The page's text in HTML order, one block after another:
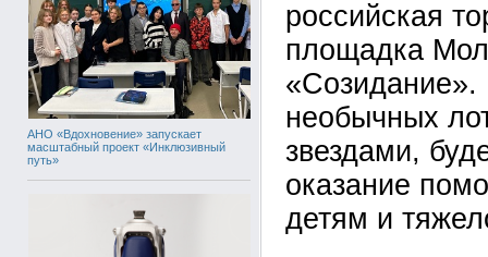
АНО «Вдохновение» запускает
масштабный проект «Инклюзивный
путь»
российская
площадка
«Созидание».
необычных
звездами,
оказание
детям и